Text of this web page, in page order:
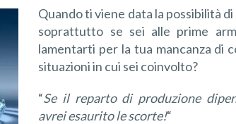
Quando ti viene data la possibilità
soprattutto se sei alle prime
lamentarti per la tua mancanza di
situazioni in cui sei coinvolto?
“Se il reparto di produzione
avrei esaurito le scorte!“